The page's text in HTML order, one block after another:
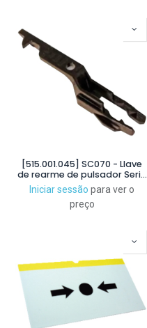
[515.001.045] SC070 - Llave
de rearme de pulsador Serie
MCP / CP
Iniciar sessão para ver o
preço